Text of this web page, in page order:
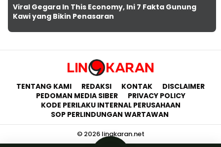
Viral Gegara In This Economy, Ini 7 Fakta Gunung
Kawi yang Bikin Penasaran
TENTANG KAMI REDAKSI KONTAK
DISCLAIMER
PEDOMAN MEDIA SIBER
PRIVACY POLICY
KODE PERILAKU INTERNAL PERUSAHAAN
SOP PERLINDUNGAN WARTAWAN
© 2026 lingkaran.net